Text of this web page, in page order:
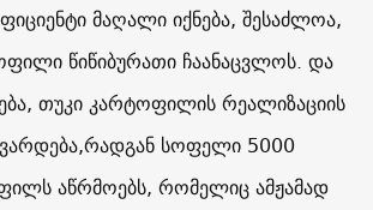
მაღალი იქნება, შესაძლოა,
წიწიბურათი ჩაანაცვლოს. და
თუკი კარტოფილის რეალიზაციის
სოფელი 5000
აწრმოებს, რომელიც ამჟამად